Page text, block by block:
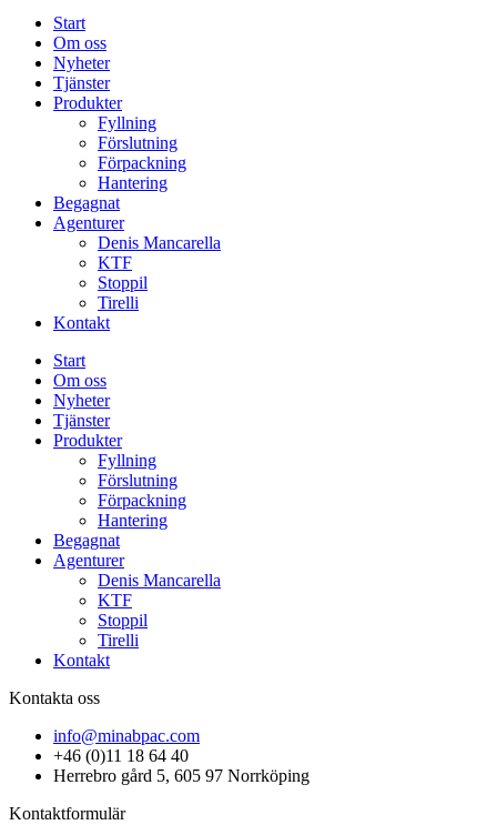
Start
Om oss
Nyheter
Tjänster
Produkter
Fyllning
Förslutning
Förpackning
Hantering
Begagnat
Agenturer
Denis Mancarella
KTF
Stoppil
Tirelli
Kontakt
Start
Om oss
Nyheter
Tjänster
Produkter
Fyllning
Förslutning
Förpackning
Hantering
Begagnat
Agenturer
Denis Mancarella
KTF
Stoppil
Tirelli
Kontakt
Kontakta oss
info@minabpac.com
+46 (0)11 18 64 40
Herrebro gård 5, 605 97 Norrköping
Kontaktformulär